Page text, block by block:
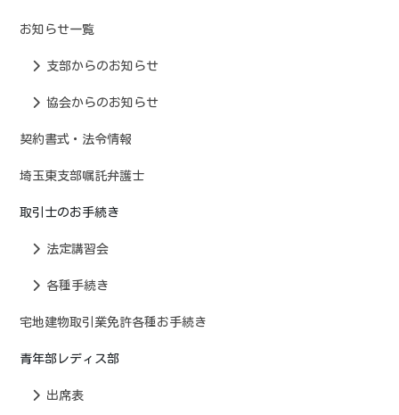
お知らせ一覧
支部からのお知らせ
協会からのお知らせ
契約書式・法令情報
埼玉東支部嘱託弁護士
取引士のお手続き
法定講習会
各種手続き
宅地建物取引業免許各種お手続き
青年部レディス部
出席表